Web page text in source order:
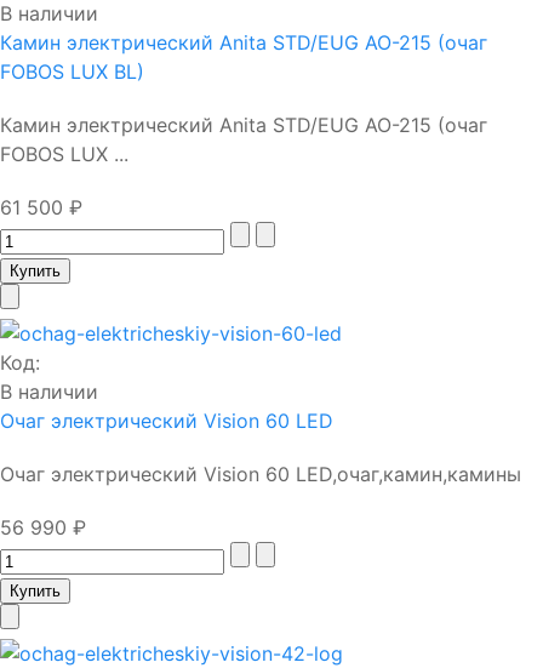
В наличии
Камин электрический Anita STD/EUG AO-215 (очаг
FOBOS LUX BL)
Камин электрический Anita STD/EUG AO-215 (очаг
FOBOS LUX ...
61 500 ₽
Код:
В наличии
Очаг электрический Vision 60 LED
Очаг электрический Vision 60 LED,очаг,камин,камины
56 990 ₽